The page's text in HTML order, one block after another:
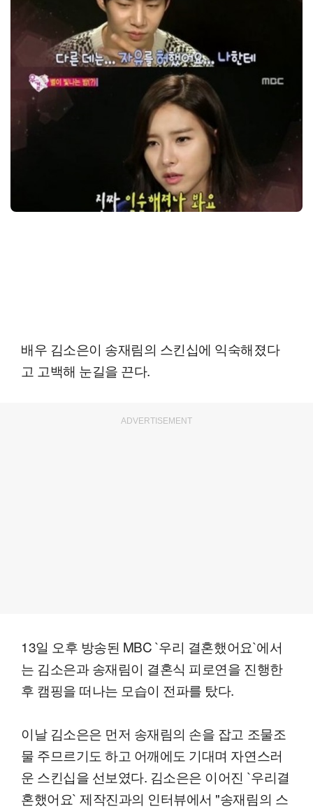
배우 김소은이 송재림의 스킨십에 익숙해졌다
고 고백해 눈길을 끈다.
ADVERTISEMENT
13일 오후 방송된 MBC `우리 결혼했어요`에서
는 김소은과 송재림이 결혼식 피로연을 진행한
후 캠핑을 떠나는 모습이 전파를 탔다.
이날 김소은은 먼저 송재림의 손을 잡고 조물조
물 주므르기도 하고 어깨에도 기대며 자연스러
운 스킨십을 선보였다. 김소은은 이어진 `우리결
혼했어요` 제작진과의 인터뷰에서 "송재림의 스